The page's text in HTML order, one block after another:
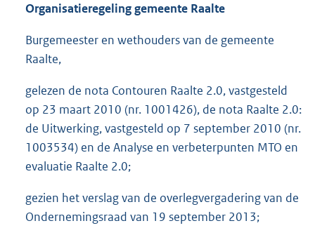
Organisatieregeling gemeente Raalte
Burgemeester en wethouders van de gemeente
Raalte,
gelezen de nota Contouren Raalte 2.0, vastgesteld
op 23 maart 2010 (nr. 1001426), de nota Raalte 2.0:
de Uitwerking, vastgesteld op 7 september 2010 (nr.
1003534) en de Analyse en verbeterpunten MTO en
evaluatie Raalte 2.0;
gezien het verslag van de overlegvergadering van de
Ondernemingsraad van 19 september 2013;